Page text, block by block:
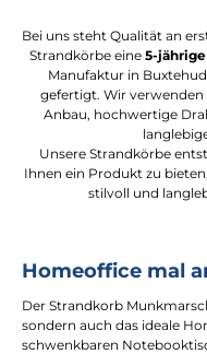
Bei uns steht Qualität an
Strandkörbe eine 5-
Manufaktur in
gefertigt. Wir verwenden
Anbau, hochwertige
Unsere Strandkörbe
Ihnen ein Produkt zu
stilvoll und
Homeoffice mal
Der Strandkorb
sondern auch das ideale
schwenkbaren